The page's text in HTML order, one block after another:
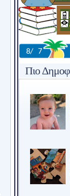
Πιο